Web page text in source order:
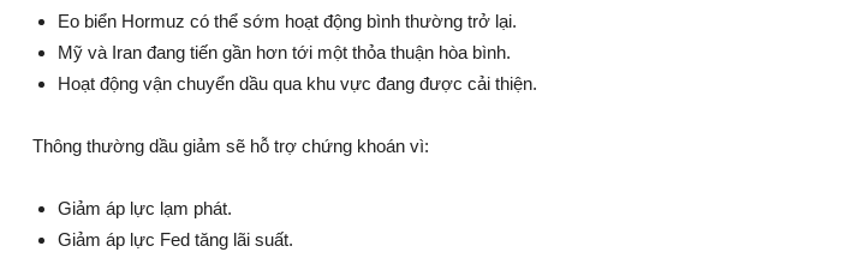
Eo biển Hormuz có thể sớm hoạt động bình thường trở lại.
Mỹ và Iran đang tiến gần hơn tới một thỏa thuận hòa bình.
Hoạt động vận chuyển dầu qua khu vực đang được cải thiện.
Thông thường dầu giảm sẽ hỗ trợ chứng khoán vì:
Giảm áp lực lạm phát.
Giảm áp lực Fed tăng lãi suất.